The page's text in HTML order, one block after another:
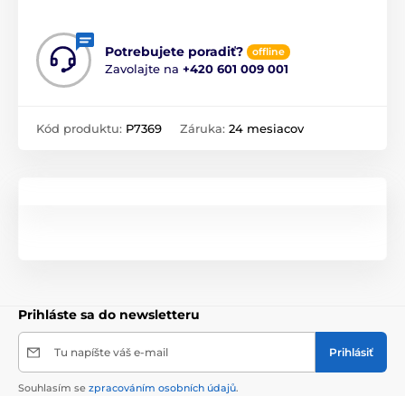
Potrebujete poradiť? offline
Zavolajte na +420 601 009 001
Kód produktu: P7369 Záruka: 24 mesiacov
Prihláste sa do newsletteru
Tu napíšte váš e-mail Prihlásiť
Souhlasím se zpracováním osobních údajů.